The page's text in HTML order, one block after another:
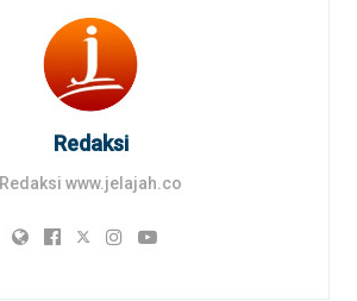
Redaksi
Redaksi www.jelajah.co